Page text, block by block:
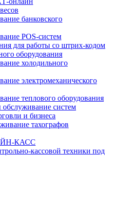
банковского
POS-систем
для работы со штрих-кодом
оборудования
холодильного
электромеханического
теплового оборудования
систем
и бизнеса
тахографов
КАСС
кассовой техники под